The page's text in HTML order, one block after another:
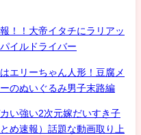
！！大帝イタチにラリアッ
イルドライバー
エリーちゃん人形！豆腐メ
のぬいぐるみ男子末路編
い強い2次元嫁だいすき子
め速報）話題な動画取り上